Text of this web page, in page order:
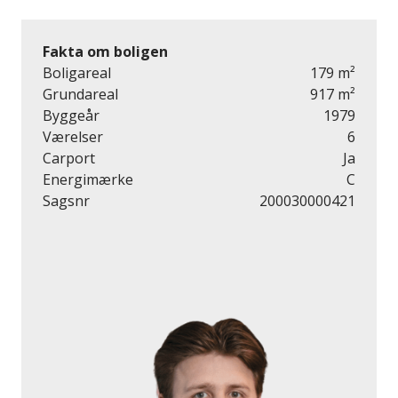
Fakta om boligen
Boligareal
179 m²
Grundareal
917 m²
Byggeår
1979
Værelser
6
Carport
Ja
Energimærke
C
Sagsnr
200030000421